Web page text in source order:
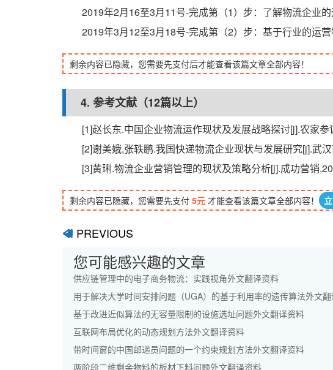
2019年2月16至3月11号-完成第（1）步：了解物流企业的
2019年3月12至3月18号-完成第（2）步：基于行业的运营
剩余内容已隐藏，您需要先支付后才能查看该篇文章全部内容！
4. 参考文献（12篇以上）
[1]赵长东.中国企业物流运作现状及发展战略探讨[j].农家参
[2]谢美娥,张轶鹏.我国快递物流企业现状与发展研究[j].武
[3]黄琍.物流企业营销管理的现状及策略分析[j].成功营销
剩余内容已隐藏，您需要先支付 5元 才能查看该篇文章全部内容！
ﰊ PREVIOUS
您可能感兴趣的文章
供应链管理中的电子商务物流：实践视角外文翻译资料
用于解决大学时间安排问题（UGA）的基于利用率的遗传算法外文
基于改进近似算法的无容量限制的设施选址问题外文翻译资料
互联网布局优化的动态规划方法外文翻译资料
带时间窗的中国邮递员问题的一个约束规划方法外文翻译资料
两阶段二维剩余物料的板材下料问题外文翻译资料